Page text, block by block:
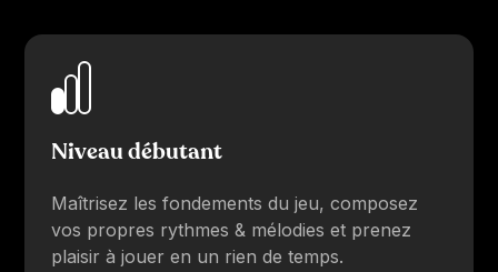
Niveau débutant
Maîtrisez les fondements du jeu, composez
vos propres rythmes & mélodies et prenez
plaisir à jouer en un rien de temps.